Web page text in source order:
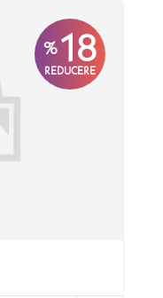
%18
REDUCERE